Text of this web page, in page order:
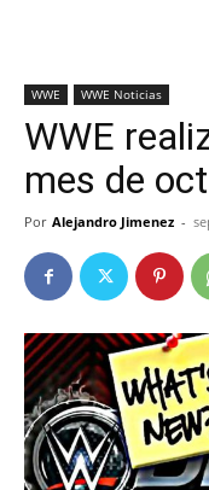
WWE WWE Noticias
WWE
mes de
Por Alejandro Jimenez -